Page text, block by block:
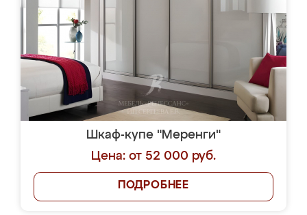
Шкаф-купе "Меренги"
Цена: от 52 000 руб.
ПОДРОБНЕЕ